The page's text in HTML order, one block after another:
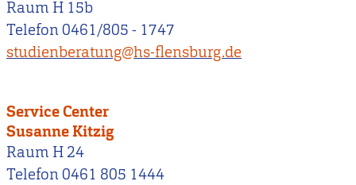
Raum H 15b
Telefon 0461/805 - 1747
studienberatung@hs-flensburg.de
Service Center
Susanne Kitzig
Raum H 24
Telefon 0461 805 1444